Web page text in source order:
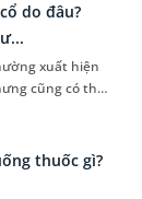
do đâu?
xuất hiện
cũng có thể
thư. Để tìm
thuốc gì?